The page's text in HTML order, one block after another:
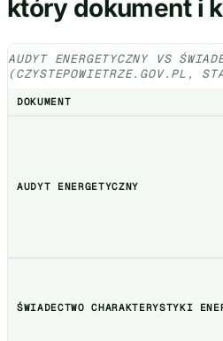
który dokument i
AUDYT ENERGETYCZNY VS
(CZYSTEPOWIETRZE.GOV.PL,
DOKUMENT
AUDYT ENERGETYCZNY
ŚWIADECTWO CHARAKTERYSTYKI